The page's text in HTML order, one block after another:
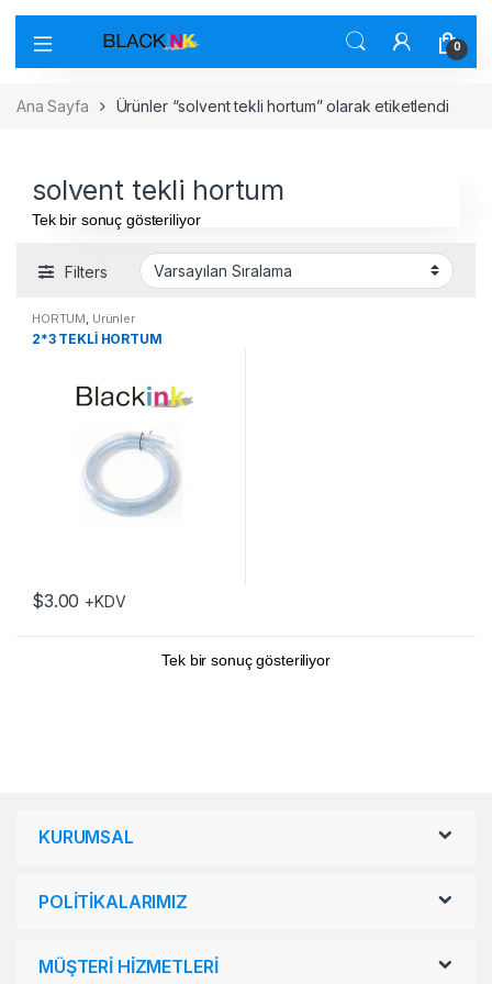
0
Ana Sayfa Ürünler “solvent tekli hortum” olarak etiketlendi
solvent tekli hortum
Tek bir sonuç gösteriliyor
Filters
HORTUM, Ürünler
2*3 TEKLİ HORTUM
$3.00 +KDV
Tek bir sonuç gösteriliyor
KURUMSAL
POLİTİKALARIMIZ
MÜŞTERİ HİZMETLERİ